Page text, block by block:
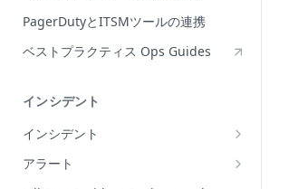
PagerDutyとITSMツールの連携
ベストプラクティス Ops Guides
インシデント
インシデント
Incidentの編集
アラート